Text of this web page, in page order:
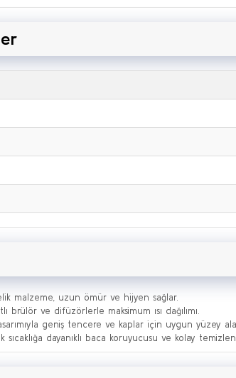
malzeme, uzun ömür ve hijyen sağlar.
brülör ve difüzörlerle maksimum ısı dağılımı.
geniş tencere ve kaplar için uygun yüzey
sıcaklığa dayanıklı baca koruyucusu ve kolay